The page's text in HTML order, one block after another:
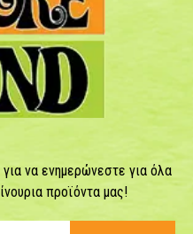
να ενημερώνεστε για όλα
προϊόντα μας!